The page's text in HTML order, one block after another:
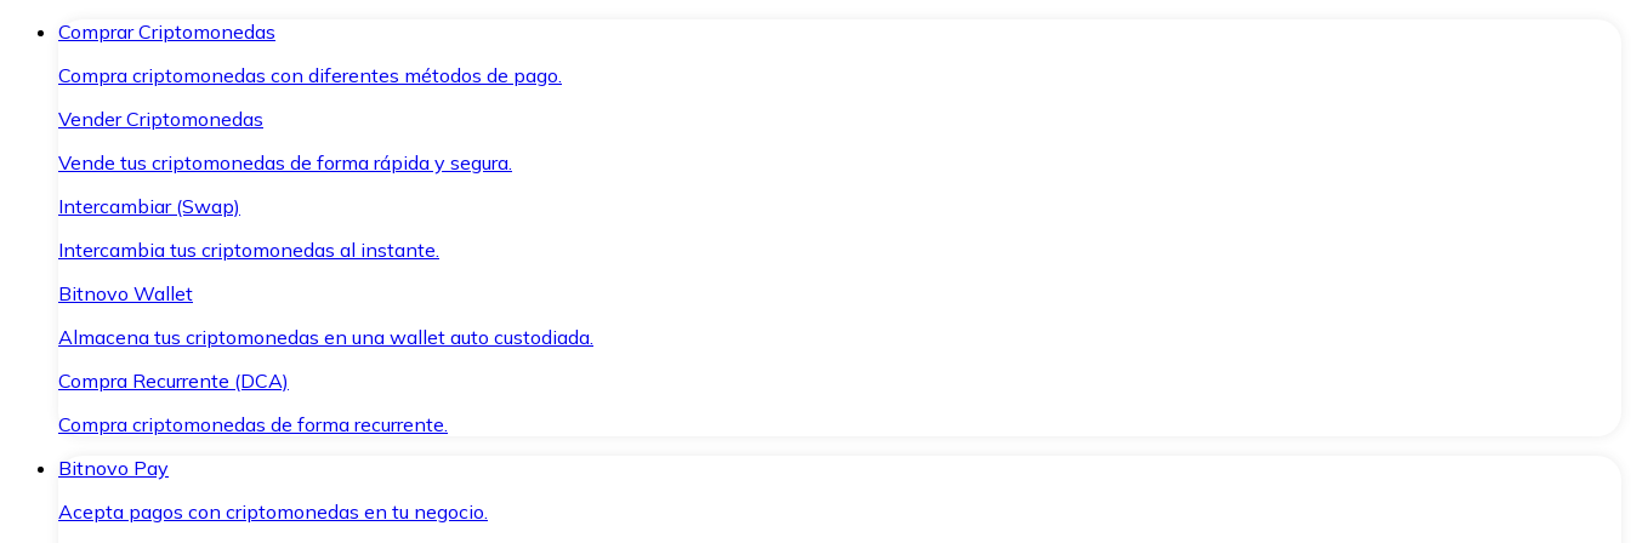
Comprar Criptomonedas
Compra criptomonedas con diferentes métodos de pago.
Vender Criptomonedas
Vende tus criptomonedas de forma rápida y segura.
Intercambiar (Swap)
Intercambia tus criptomonedas al instante.
Bitnovo Wallet
Almacena tus criptomonedas en una wallet auto custodiada.
Compra Recurrente (DCA)
Compra criptomonedas de forma recurrente.
Bitnovo Pay
Acepta pagos con criptomonedas en tu negocio.